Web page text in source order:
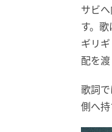
サビ
す。
ギリ
配を渡
歌詞
側へ持